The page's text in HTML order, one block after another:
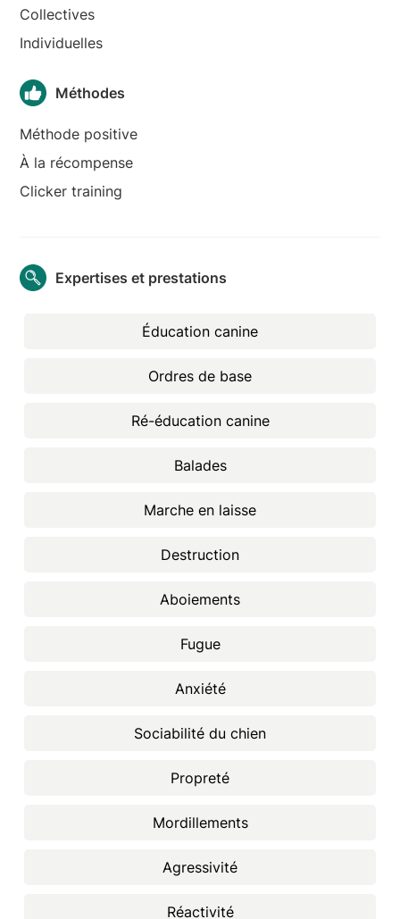
Collectives
Individuelles
Méthodes
Méthode positive
À la récompense
Clicker training
Expertises et prestations
Éducation canine
Ordres de base
Ré-éducation canine
Balades
Marche en laisse
Destruction
Aboiements
Fugue
Anxiété
Sociabilité du chien
Propreté
Mordillements
Agressivité
Réactivité